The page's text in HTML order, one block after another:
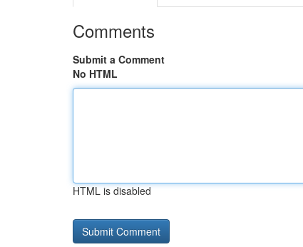
Comments
Submit a Comment
No HTML
HTML is disabled